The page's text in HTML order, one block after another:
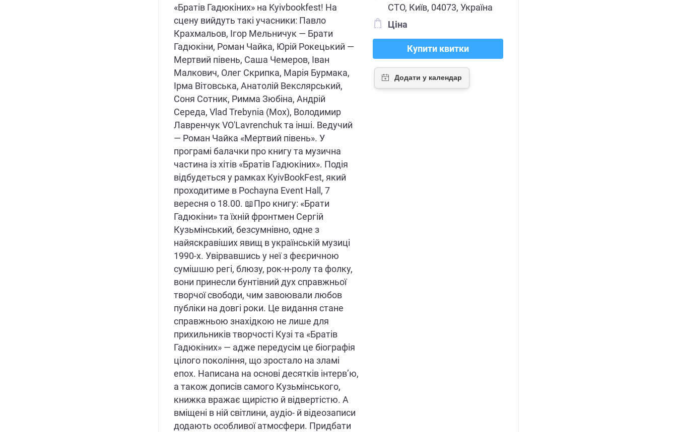
«Братів Гадюкіних» на Kyivbookfest! На
сцену вийдуть такі учасники: Павло
Крахмальов, Ігор Мельничук — Брати
Гадюкіни, Роман Чайка, Юрій Рокецький —
Мертвий півень, Саша Чемеров, Іван
Малкович, Олег Скрипка, Марія Бурмака,
Ірма Вітовська, Анатолій Векслярський,
Соня Сотник, Римма Зюбіна, Андрій
Середа, Vlad Trebynia (Мох), Володимир
Лавренчук VO'Lavrenchuk та інші. Ведучий
— Роман Чайка «Мертвий півень». У
програмі балачки про книгу та музична
частина із хітів «Братів Гадюкіних». Подія
відбудеться у рамках KyivBookFest, який
проходитиме в Pochayna Event Hall, 7
вересня о 18.00. 📖Про книгу: «Брати
Гадюкіни» та їхній фронтмен Сергій
Кузьмінський, безсумнівно, одне з
найяскравіших явищ в українській музиці
1990-х. Увірвавшись у неї з феєричною
сумішшю регі, блюзу, рок-н-ролу та фолку,
вони принесли бунтівний дух справжньої
творчої свободи, чим завоювали любов
публіки на довгі роки. Це видання стане
справжньою знахідкою не лише для
прихильників творчості Кузі та «Братів
Гадюкіних» — адже передусім це біографія
цілого покоління, що зростало на зламі
епох. Написана на основі десятків інтерв’ю,
а також дописів самого Кузьмінського,
книжка вражає щирістю й відвертістю. А
вміщені в ній світлини, аудіо- й відеозаписи
додають особливої атмосфери. Придбати
СТО, Київ, 04073, Україна
Ціна
Купити квитки